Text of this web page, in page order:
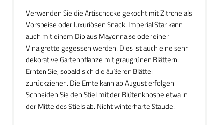
Verwenden Sie die Artischocke gekocht mit Zitrone als
Vorspeise oder luxuriösen Snack. Imperial Star kann
auch mit einem Dip aus Mayonnaise oder einer
Vinaigrette gegessen werden. Dies ist auch eine sehr
dekorative Gartenpflanze mit graugrünen Blättern.
Ernten Sie, sobald sich die äußeren Blätter
zurückziehen. Die Ernte kann ab August erfolgen.
Schneiden Sie den Stiel mit der Blütenknospe etwa in
der Mitte des Stiels ab. Nicht winterharte Staude.